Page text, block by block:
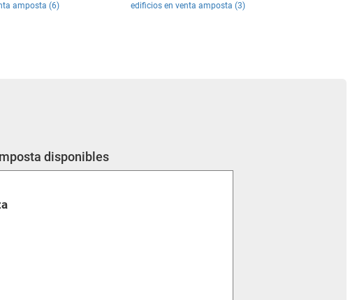
amposta (6)
edificios en venta amposta (3)
disponibles